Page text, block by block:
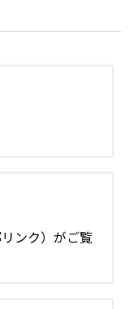
ンク）がご覧